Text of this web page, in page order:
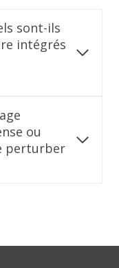
sont-ils
intégrés
ou
perturber